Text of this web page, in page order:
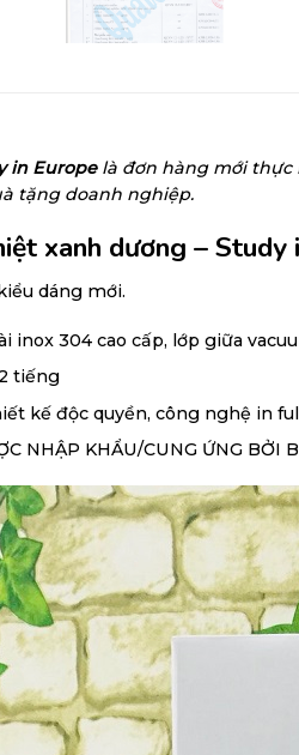
in Europelà đơn hàng mới thực
tặng doanh nghiệp.
xanh dương – Study
dáng mới.
inox 304 cao cấp, lớp giữa
tiếng
kế độc quyền, công nghệ in
NHẬP KHẨU/CUNG ỨNG BỞI